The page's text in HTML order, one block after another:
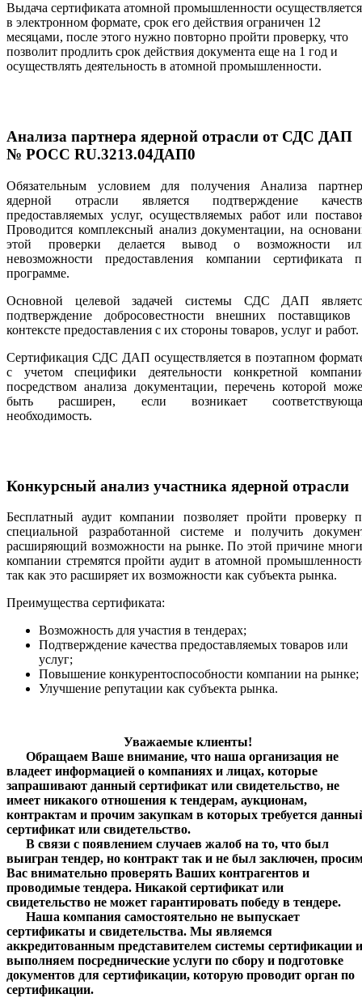
Выдача сертификата атомной промышленности осуществляется
в электронном формате, срок его действия ограничен 12
месяцами, после этого нужно повторно пройти проверку, что
позволит продлить срок действия документа еще на 1 год и
осуществлять деятельность в атомной промышленности.
Анализа партнера ядерной отрасли от СДС ДАП
№ РОСС RU.3213.04ДАП0
Обязательным условием для получения Анализа
ядерной отрасли является подтверждение
предоставляемых услуг, осуществляемых работ или
Проводится комплексный анализ документации, на
этой проверки делается вывод о возможности
невозможности предоставления компании сертификата
программе.
Основной целевой задачей системы СДС ДАП
подтверждение добросовестности внешних поставщиков
контексте предоставления с их стороны товаров, услуг и работ.
Сертификация СДС ДАП осуществляется в поэтапном
с учетом специфики деятельности конкретной
посредством анализа документации, перечень которой
быть расширен, если возникает
необходимость.
Конкурсный анализ участника ядерной отрасли
Бесплатный аудит компании позволяет пройти проверку
специальной разработанной системе и получить
расширяющий возможности на рынке. По этой причине
компании стремятся пройти аудит в атомной
так как это расширяет их возможности как субъекта рынка.
Преимущества сертификата:
Возможность для участия в тендерах;
Подтверждение качества предоставляемых товаров или
услуг;
Повышение конкурентоспособности компании на рынке;
Улучшение репутации как субъекта рынка.
Уважаемые клиенты!
Обращаем Ваше внимание, что наша организация не
владеет информацией о компаниях и лицах, которые
запрашивают данный сертификат или свидетельство, не
имеет никакого отношения к тендерам, аукционам,
контрактам и прочим закупкам в которых требуется
сертификат или свидетельство.
В связи с появлением случаев жалоб на то, что был
выигран тендер, но контракт так и не был заключен,
Вас внимательно проверять Ваших контрагентов и
проводимые тендера. Никакой сертификат или
свидетельство не может гарантировать победу в тендере.
Наша компания самостоятельно не выпускает
сертификаты и свидетельства. Мы являемся
аккредитованным представителем системы сертификации и
выполняем посреднические услуги по сбору и подготовке
документов для сертификации, которую проводит орган по
сертификации.